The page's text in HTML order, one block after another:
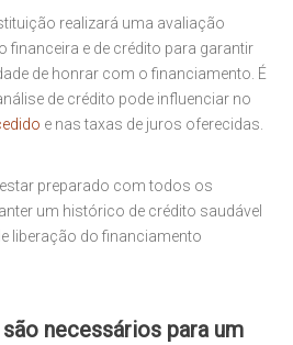
realizará uma avaliação
financeira e de crédito para garantir
de honrar com o financiamento. É
de crédito pode influenciar no
e nas taxas de juros oferecidas.
preparado com todos os
um histórico de crédito saudável
liberação do financiamento
necessários para um